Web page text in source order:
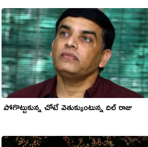
పోగొట్టుకున్న చోటే వెతుక్కుంటున్న దిల్ రాజు